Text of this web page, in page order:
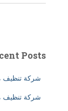
Posts
شركة تنظيف
شركة تنظيف